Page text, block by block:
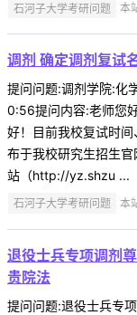
石河子大学考研问题 本
调剂 确定调剂复试
提问问题:调剂学院:化
0:56提问内容:老师您
好！目前我校复试时
布于我校研究生招生
站（http://yz.shzu ...
石河子大学考研问题 本
退役士兵专项调剂
贵院法
提问问题:退役士兵专